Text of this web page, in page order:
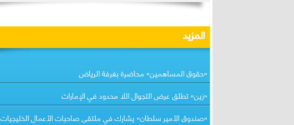
المزيد
«حقوق المساهمين» محاضرة بغرفة الرياض
«زين» تطلق عرض التجوال اللا محدود في الإمارات
«صندوق الأمير سلطان» يشارك في ملتقى صاحبات الأعمال الخليجيات